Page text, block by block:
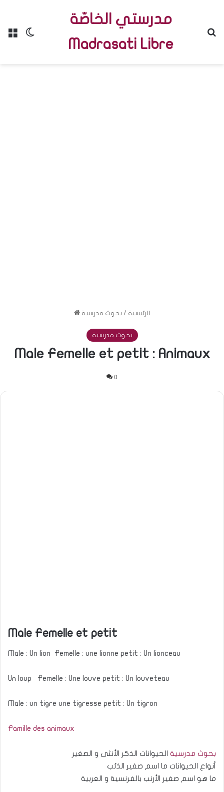
Menu
مدرستي الخاصّة
Madrasati Libre
الرئيسية / بحوث مدرسية
بحوث مدرسية
Male Femelle et petit : Animaux
0
Male Femelle et petit
Male : Un lion Femelle : une lionne petit : Un lionceau
Un loup Femelle : Une louve petit : Un louveteau
Male : un tigre une tigresse petit : Un tigron
Famille des animaux
بحوث مدرسية الحيوانات الذكر الأنثى و الصغير
أنواع الحيوانات ما اسم صغير الذئب
ما هو اسم صغير الأرنب بالفرنسية و العربية